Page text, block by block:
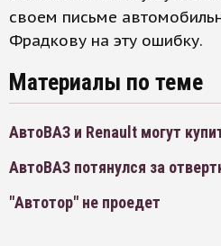
своем письме
Фрадкову на эту ошибку.
Материалы по теме
АвтоВАЗ и Renault могут
АвтоВАЗ потянулся за
"Автотор" не проедет